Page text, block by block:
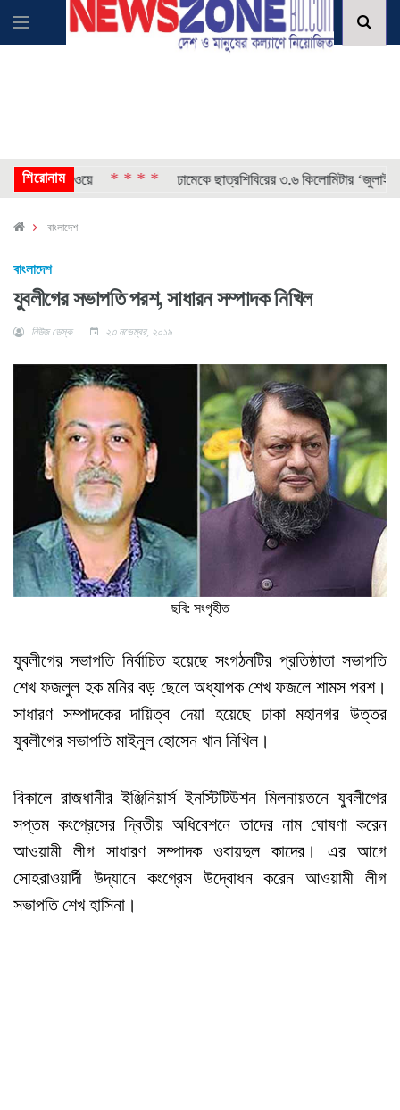
শিরোনাম
চাইল নরওয়ে * * * * ঢামেকে ছাত্রশিবিরের ৩.৬ কিলোমিটার ‘জুলাই
বাংলাদেশ
বাংলাদেশ
যুবলীগের সভাপতি পরশ, সাধারন সম্পাদক নিখিল
নিউজ ডেস্ক ২৩ নভেম্বর, ২০১৯
ছবি: সংগৃহীত
যুবলীগের সভাপতি নির্বাচিত হয়েছে সংগঠনটির প্রতিষ্ঠাতা সভাপতি
শেখ ফজলুল হক মনির বড় ছেলে অধ্যাপক শেখ ফজলে শামস পরশ।
সাধারণ সম্পাদকের দায়িত্ব দেয়া হয়েছে ঢাকা মহানগর উত্তর
যুবলীগের সভাপতি মাইনুল হোসেন খান নিখিল।
বিকালে রাজধানীর ইঞ্জিনিয়ার্স ইনস্টিটিউশন মিলনায়তনে যুবলীগের
সপ্তম কংগ্রেসের দ্বিতীয় অধিবেশনে তাদের নাম ঘোষণা করেন
আওয়ামী লীগ সাধারণ সম্পাদক ওবায়দুল কাদের। এর আগে
সোহরাওয়ার্দী উদ্যানে কংগ্রেস উদ্বোধন করেন আওয়ামী লীগ
সভাপতি শেখ হাসিনা।